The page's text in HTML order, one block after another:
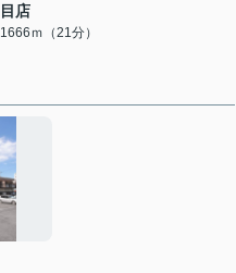
目店
1666ｍ（21分）